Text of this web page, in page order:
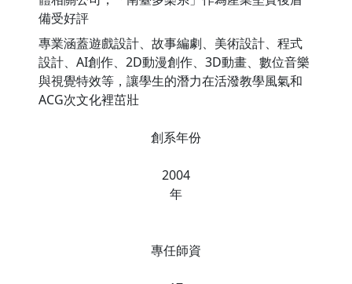
備受好評
專業涵蓋遊戲設計、故事編劇、美術設計、程式
設計、AI創作、2D動漫創作、3D動畫、數位音樂
與視覺特效等，讓學生的潛力在活潑教學風氣和
ACG次文化裡茁壯
創系年份
2004
年
專任師資